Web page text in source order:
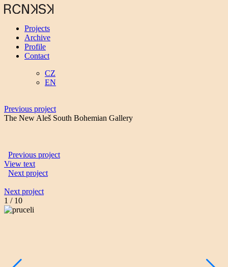
Projects
Archive
Profile
Contact
CZ
EN
Previous project
The New Aleš South Bohemian Gallery
Previous project
View text
Next project
Next project
1 / 10